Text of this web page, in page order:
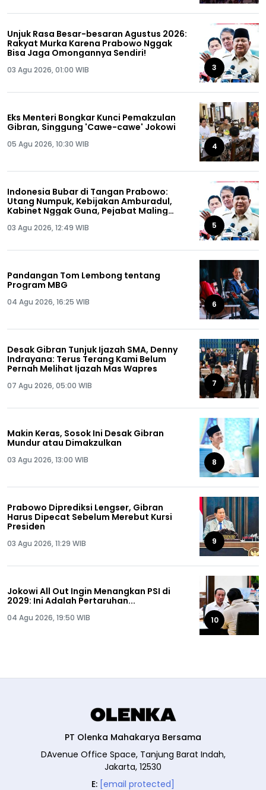
Unjuk Rasa Besar-besaran Agustus 2026:
Rakyat Murka Karena Prabowo Nggak
Bisa Jaga Omongannya Sendiri!
03 Agu 2026, 01:00 WIB 3
Eks Menteri Bongkar Kunci Pemakzulan
Gibran, Singgung 'Cawe-cawe' Jokowi
05 Agu 2026, 10:30 WIB 4
Indonesia Bubar di Tangan Prabowo:
Utang Numpuk, Kebijakan Amburadul,
Kabinet Nggak Guna, Pejabat Maling
03 Agu 2026, 12:49 WIB 5
Pandangan Tom Lembong tentang
Program MBG
04 Agu 2026, 16:25 WIB 6
Desak Gibran Tunjuk Ijazah SMA, Denny
Indrayana: Terus Terang Kami Belum
Pernah Melihat Ijazah Mas Wapres
07 Agu 2026, 05:00 WIB 7
Makin Keras, Sosok Ini Desak Gibran
Mundur atau Dimakzulkan
03 Agu 2026, 13:00 WIB 8
Prabowo Diprediksi Lengser, Gibran
Harus Dipecat Sebelum Merebut Kursi
Presiden
03 Agu 2026, 11:29 WIB 9
Jokowi All Out Ingin Menangkan PSI di
2029: Ini Adalah Pertaruhan...
04 Agu 2026, 19:50 WIB 10
PT Olenka Mahakarya Bersama
DAvenue Office Space, Tanjung Barat Indah,
Jakarta, 12530
E: [email protected]